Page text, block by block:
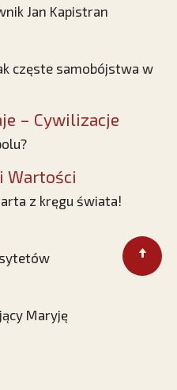
Jan Kapistran
częste samobójstwa w
– Cywilizacje
Wartości
z kręgu świata!
Maryję